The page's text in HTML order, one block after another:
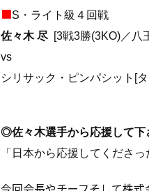
■S・ライト級４回戦
佐々木 尽 [3戦3勝(3KO)／八
vs
シリサック・ピンパシット[
◎佐々木選手から応援して下
「 日本から応援してくださ